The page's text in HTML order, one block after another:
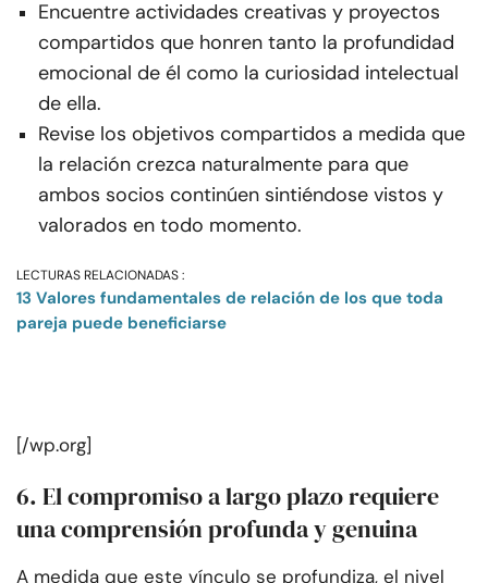
Encuentre actividades creativas y proyectos
compartidos que honren tanto la profundidad
emocional de él como la curiosidad intelectual
de ella.
Revise los objetivos compartidos a medida que
la relación crezca naturalmente para que
ambos socios continúen sintiéndose vistos y
valorados en todo momento.
LECTURAS RELACIONADAS :
13 Valores fundamentales de relación de los que toda
pareja puede beneficiarse
[/wp.org]
6. El compromiso a largo plazo requiere
una comprensión profunda y genuina
A medida que este vínculo se profundiza, el nivel